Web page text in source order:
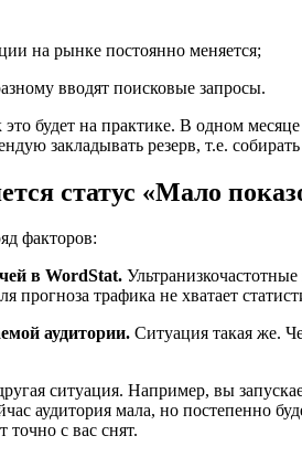
на рынке постоянно меняется;
вводят поисковые запросы.
будет на практике. В одном
закладывать резерв, т.е.
статус «Мало
факторов:
в WordStat.
прогноза трафика не хватает
аудитории. Ситуация такая же.
ситуация. Например, вы
аудитория мала, но постепенно
точно с вас снят.